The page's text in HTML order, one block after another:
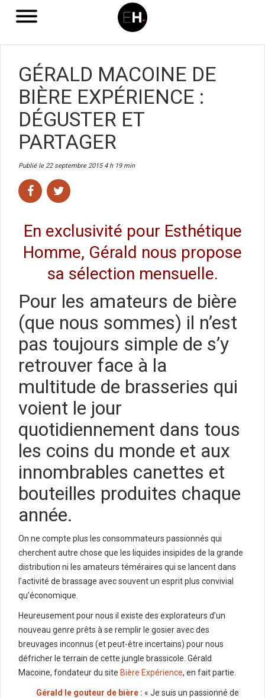
GÉRALD MACOINE DE
BIÈRE EXPÉRIENCE :
DÉGUSTER ET
PARTAGER
Publié le 22 septembre 2015 4 h 19 min
En exclusivité pour Esthétique
Homme, Gérald nous propose
sa sélection mensuelle.
Pour les amateurs de bière
(que nous sommes) il n’est
pas toujours simple de s’y
retrouver face à la
multitude de brasseries qui
voient le jour
quotidiennement dans tous
les coins du monde et aux
innombrables canettes et
bouteilles produites chaque
année.
On ne compte plus les consommateurs passionnés qui
cherchent autre chose que les liquides insipides de la grande
distribution ni les amateurs téméraires qui se lancent dans
l’activité de brassage avec souvent un esprit plus convivial
qu’économique.
Heureusement pour nous il existe des explorateurs d’un
nouveau genre prêts à se remplir le gosier avec des
breuvages inconnus (et peut-être incertains) pour nous
défricher le terrain de cette jungle brassicole. Gérald
Macoine, fondateur du site Bière Expérience, en fait partie.
Gérald le gouteur de bière : « Je suis un passionné de